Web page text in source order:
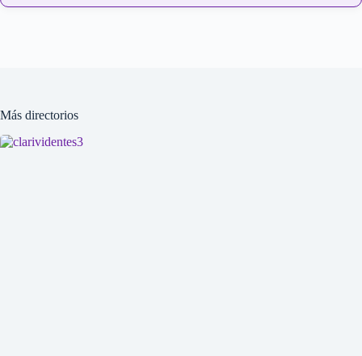
Más directorios